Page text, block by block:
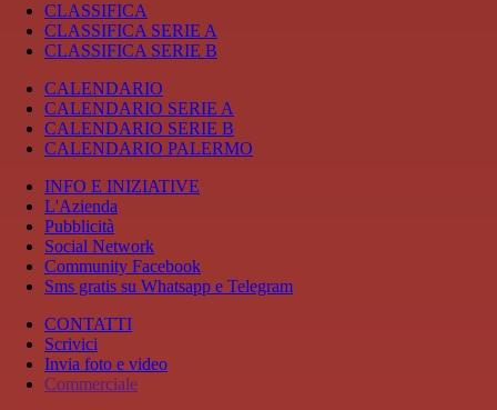
CLASSIFICA
CLASSIFICA SERIE A
CLASSIFICA SERIE B
CALENDARIO
CALENDARIO SERIE A
CALENDARIO SERIE B
CALENDARIO PALERMO
INFO E INIZIATIVE
L'Azienda
Pubblicità
Social Network
Community Facebook
Sms gratis su Whatsapp e Telegram
CONTATTI
Scrivici
Invia foto e video
Commerciale